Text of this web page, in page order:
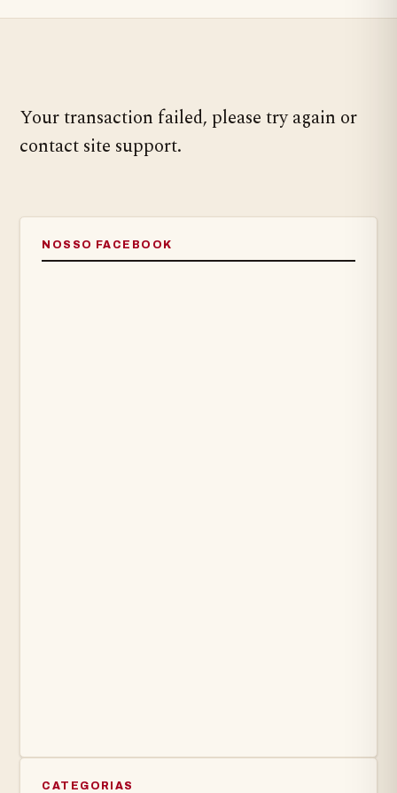
Your transaction failed, please try again or
contact site support.
NOSSO FACEBOOK
CATEGORIAS